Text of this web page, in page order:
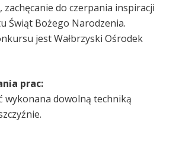
zachęcanie do czerpania inspiracji
Świąt Bożego Narodzenia.
jest Wałbrzyski Ośrodek
prac:
wykonana dowolną techniką